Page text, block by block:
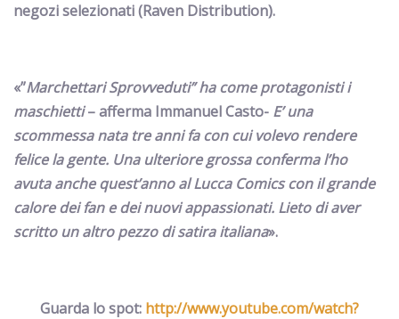
negozi selezionati(Raven Distribution).
«”Marchettari Sprovveduti” ha come protagonisti i
maschietti – afferma Immanuel Casto- E’ una
scommessa nata tre anni fa con cui volevo rendere
felice la gente. Una ulteriore grossa conferma l’ho
avuta anche quest’anno al Lucca Comics con il grande
calore dei fan e dei nuovi appassionati. Lieto di aver
scritto un altro pezzo di satira italiana».
Guarda lo spot: http://www.youtube.com/watch?